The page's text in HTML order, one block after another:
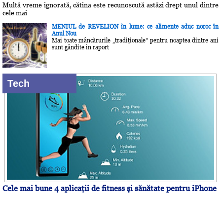
Multă vreme ignorată, cătina este recunoscută astăzi drept unul dintre
cele mai
MENIUL de REVELION în lume: ce alimente aduc noroc în
Anul Nou
Mai toate mâncărurile „tradiţionale” pentru noaptea dintre ani
sunt gândite în raport
Tech
Cele mai bune 4 aplicaţii de fitness şi sănătate pentru iPhone